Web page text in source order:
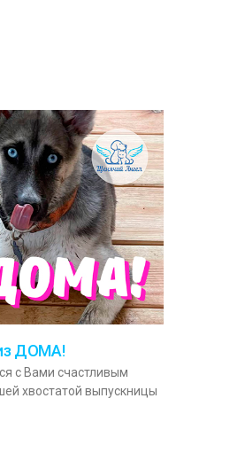
ДОМА!
с Вами счастливым
хвостатой выпускницы